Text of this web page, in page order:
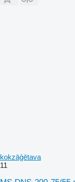
kokzāģētava
11